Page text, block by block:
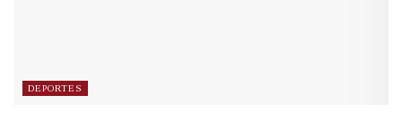
DEPORTES